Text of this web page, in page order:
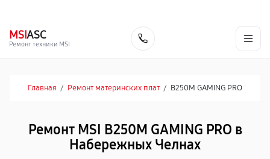
MSIASC
Ремонт техники MSI
Главная / Ремонт материнских плат / B250M GAMING PRO
Ремонт MSI B250M GAMING PRO в
Набережных Челнах